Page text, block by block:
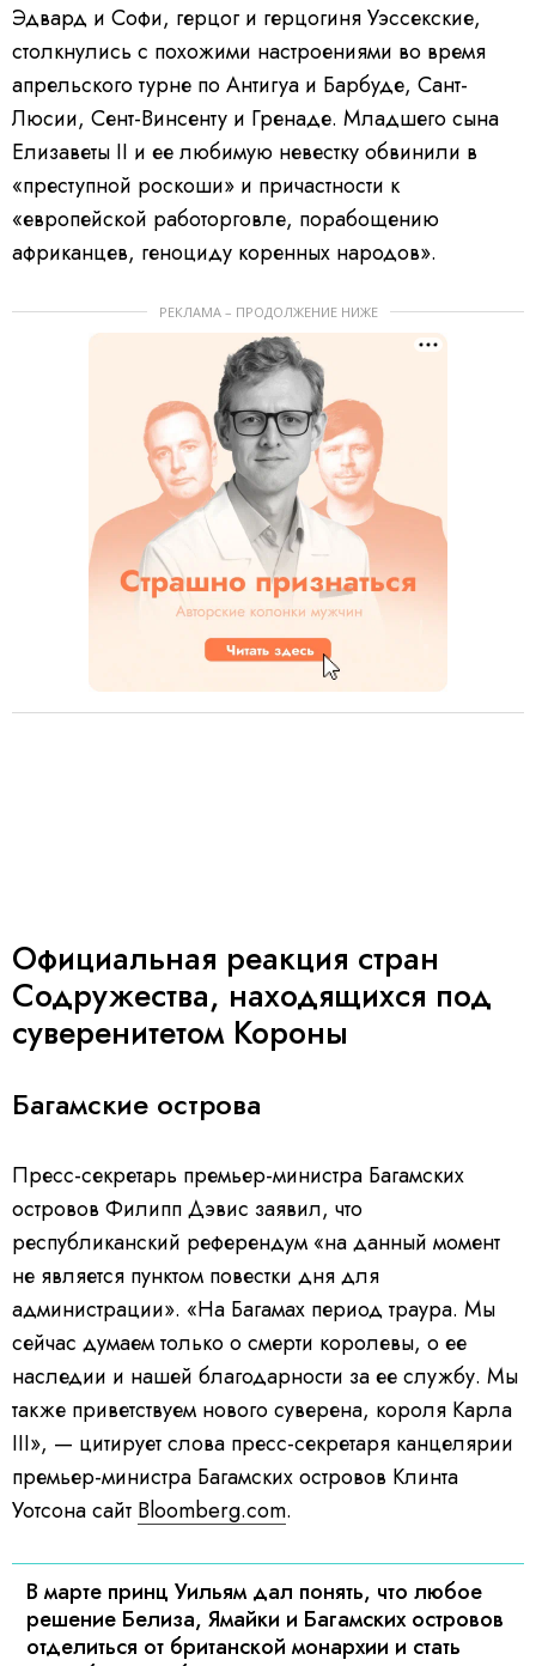
Эдвард и Софи, герцог и герцогиня Уэссекские,
столкнулись с похожими настроениями во время
апрельского турне по Антигуа и Барбуде, Сант-
Люсии, Сент-Винсенту и Гренаде. Младшего сына
Елизаветы II и ее любимую невестку обвинили в
«преступной роскоши» и причастности к
«европейской работорговле, порабощению
африканцев, геноциду коренных народов».
РЕКЛАМА – ПРОДОЛЖЕНИЕ НИЖЕ
Официальная реакция стран
Содружества, находящихся под
суверенитетом Короны
Багамские острова
Пресс-секретарь премьер-министра Багамских
островов Филипп Дэвис заявил, что
республиканский референдум «на данный момент
не является пунктом повестки дня для
администрации». «На Багамах период траура. Мы
сейчас думаем только о смерти королевы, о ее
наследии и нашей благодарности за ее службу. Мы
также приветствуем нового суверена, короля Карла
III», — цитирует слова пресс-секретаря канцелярии
премьер-министра Багамских островов Клинта
Уотсона сайт Bloomberg.com.
В марте принц Уильям дал понять, что любое
решение Белиза, Ямайки и Багамских островов
отделиться от британской монархии и стать